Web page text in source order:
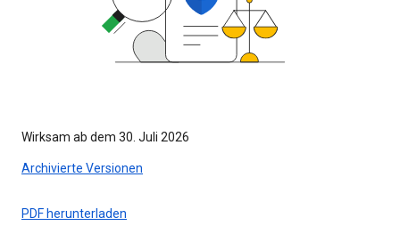
Wirksam ab dem 30. Juli 2026
Archivierte Versionen
PDF herunterladen